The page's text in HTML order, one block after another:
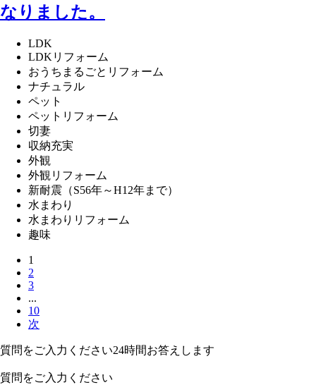
なりました。
LDK
LDKリフォーム
おうちまるごとリフォーム
ナチュラル
ペット
ペットリフォーム
切妻
収納充実
外観
外観リフォーム
新耐震（S56年～H12年まで）
水まわり
水まわりリフォーム
趣味
1
2
3
...
10
次
質問をご入力ください24時間お答えします
質問をご入力ください